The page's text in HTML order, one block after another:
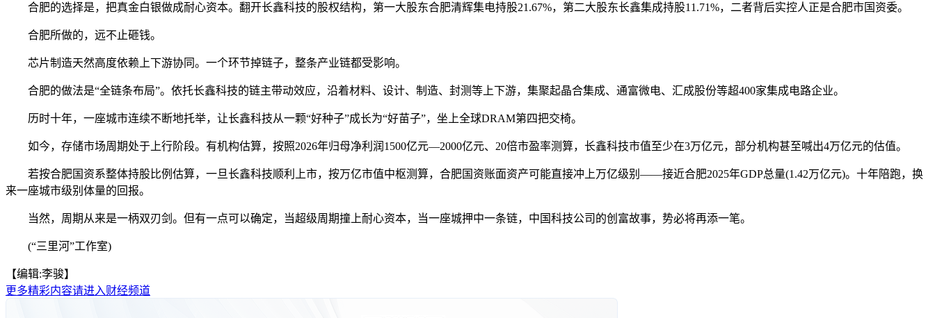
合肥的选择是，把真金白银做成耐心资本。翻开长鑫科技的股权结构，第一大股东合肥清辉集电持股21.67%，第二大股东长鑫集成持股11.71%，二者背后实控人正是合肥市国资委。
合肥所做的，远不止砸钱。
芯片制造天然高度依赖上下游协同。一个环节掉链子，整条产业链都受影响。
合肥的做法是“全链条布局”。依托长鑫科技的链主带动效应，沿着材料、设计、制造、封测等上下游，集聚起晶合集成、通富微电、汇成股份等超400家集成电路企业。
历时十年，一座城市连续不断地托举，让长鑫科技从一颗“好种子”成长为“好苗子”，坐上全球DRAM第四把交椅。
如今，存储市场周期处于上行阶段。有机构估算，按照2026年归母净利润1500亿元—2000亿元、20倍市盈率测算，长鑫科技市值至少在3万亿元，部分机构甚至喊出4万亿元的估值。
若按合肥国资系整体持股比例估算，一旦长鑫科技顺利上市，按万亿市值中枢测算，合肥国资账面资产可能直接冲上万亿级别——接近合肥2025年GDP总量(1.42万亿元)。十年陪跑，换
来一座城市级别体量的回报。
当然，周期从来是一柄双刃剑。但有一点可以确定，当超级周期撞上耐心资本，当一座城押中一条链，中国科技公司的创富故事，势必将再添一笔。
(“三里河”工作室)
【编辑:李骏】
更多精彩内容请进入财经频道